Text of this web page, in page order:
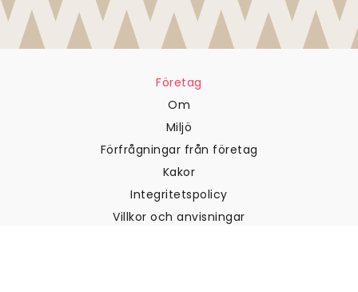
Företag
Om
Miljö
Förfrågningar från företag
Kakor
Integritetspolicy
Villkor och anvisningar